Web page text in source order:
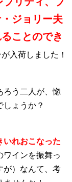
ジョリー夫
ことのでき
入荷しました！
ろう二人が、惚
ょうか？
いれおこなった
ワインを振舞っ
が）なんて、考